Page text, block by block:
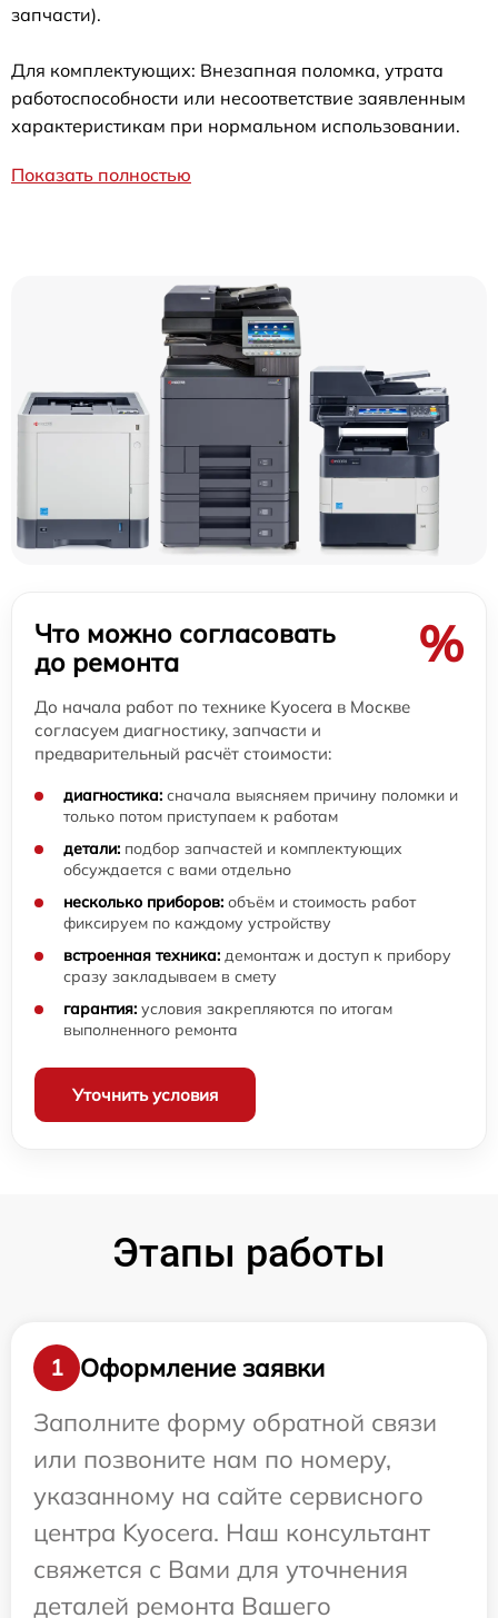
запчасти).
Для комплектующих: Внезапная поломка, утрата
работоспособности или несоответствие заявленным
характеристикам при нормальном использовании.
Показать полностью
Что можно согласовать
до ремонта
%
До начала работ по технике Kyocera в Москве
согласуем диагностику, запчасти и
предварительный расчёт стоимости:
диагностика: сначала выясняем причину поломки и
только потом приступаем к работам
детали: подбор запчастей и комплектующих
обсуждается с вами отдельно
несколько приборов: объём и стоимость работ
фиксируем по каждому устройству
встроенная техника: демонтаж и доступ к прибору
сразу закладываем в смету
гарантия: условия закрепляются по итогам
выполненного ремонта
Уточнить условия
Этапы работы
1
Оформление заявки
Заполните форму обратной связи
или позвоните нам по номеру,
указанному на сайте сервисного
центра Kyocera. Наш консультант
свяжется с Вами для уточнения
деталей ремонта Вашего